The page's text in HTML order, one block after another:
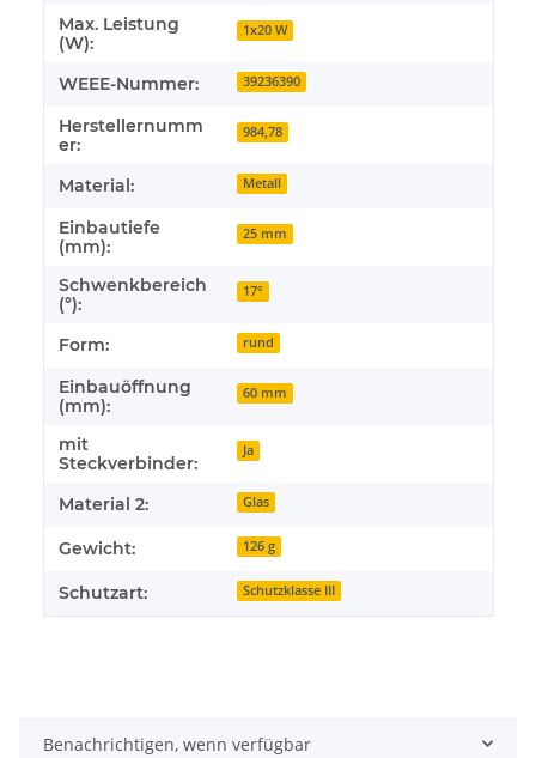
Max. Leistung
(W):
1x20 W
WEEE-Nummer: 39236390
Herstellernumm
er:
984,78
Material: Metall
Einbautiefe
(mm):
25 mm
Schwenkbereich
(°):
17°
Form: rund
Einbauöffnung
(mm):
60 mm
mit
Steckverbinder:
Ja
Material 2: Glas
Gewicht: 126 g
Schutzart: Schutzklasse III
Benachrichtigen, wenn verfügbar